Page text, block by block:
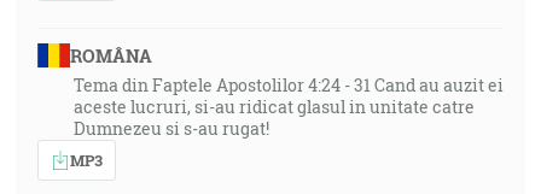
ROMÂNA
Tema din Faptele Apostolilor 4:24 - 31 Cand au auzit ei
aceste lucruri, si-au ridicat glasul in unitate catre
Dumnezeu si s-au rugat!
MP3